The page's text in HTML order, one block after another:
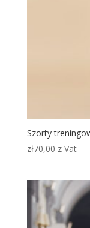
Szorty
zł70,00 z Vat